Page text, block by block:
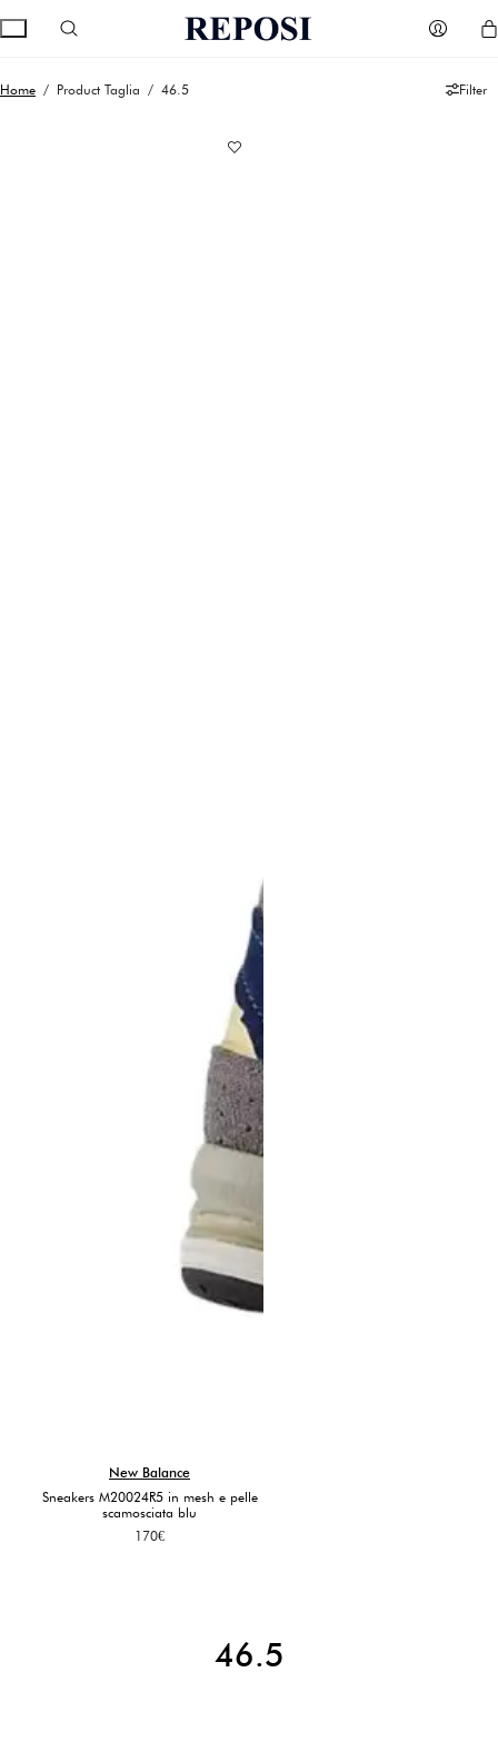
Home / Product Taglia / 46.5
New Balance
Sneakers M20024R5 in mesh e pelle
scamosciata blu
170€
46.5